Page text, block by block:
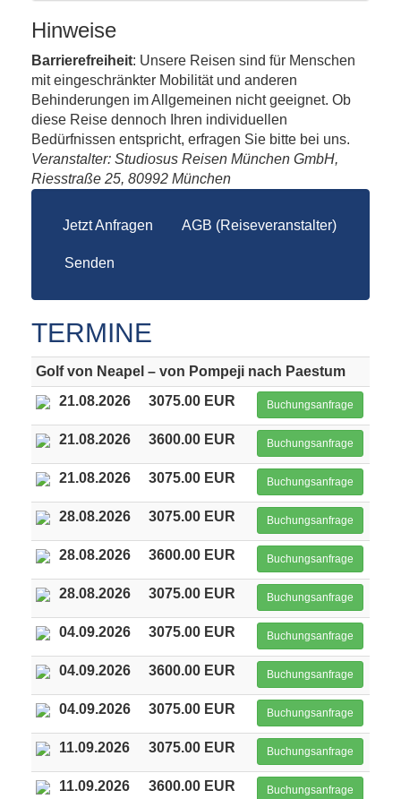
Hinweise
Barrierefreiheit: Unsere Reisen sind für Menschen
mit eingeschränkter Mobilität und anderen
Behinderungen im Allgemeinen nicht geeignet. Ob
diese Reise dennoch Ihren individuellen
Bedürfnissen entspricht, erfragen Sie bitte bei uns.
Veranstalter: Studiosus Reisen München GmbH,
Riesstraße 25, 80992 München
Jetzt Anfragen AGB (Reiseveranstalter)
Senden
TERMINE
Golf von Neapel – von Pompeji nach Paestum
21.08.2026
3075.00 EUR Buchungsanfrage
21.08.2026 3600.00 EUR Buchungsanfrage
21.08.2026 3075.00 EUR Buchungsanfrage
28.08.2026 3075.00 EUR Buchungsanfrage
28.08.2026 3600.00 EUR Buchungsanfrage
28.08.2026 3075.00 EUR Buchungsanfrage
04.09.2026 3075.00 EUR Buchungsanfrage
04.09.2026 3600.00 EUR Buchungsanfrage
04.09.2026 3075.00 EUR Buchungsanfrage
11.09.2026 3075.00 EUR Buchungsanfrage
11.09.2026 3600.00 EUR Buchungsanfrage